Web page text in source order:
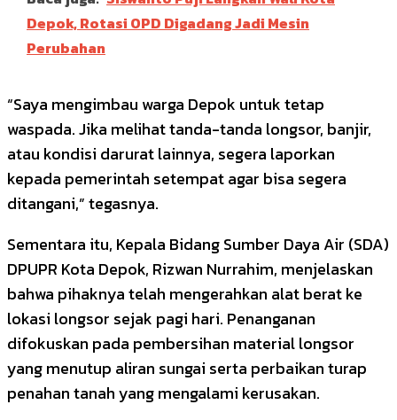
Depok, Rotasi OPD Digadang Jadi Mesin
Perubahan
“Saya mengimbau warga Depok untuk tetap
waspada. Jika melihat tanda-tanda longsor, banjir,
atau kondisi darurat lainnya, segera laporkan
kepada pemerintah setempat agar bisa segera
ditangani,” tegasnya.
Sementara itu, Kepala Bidang Sumber Daya Air (SDA)
DPUPR Kota Depok, Rizwan Nurrahim, menjelaskan
bahwa pihaknya telah mengerahkan alat berat ke
lokasi longsor sejak pagi hari. Penanganan
difokuskan pada pembersihan material longsor
yang menutup aliran sungai serta perbaikan turap
penahan tanah yang mengalami kerusakan.